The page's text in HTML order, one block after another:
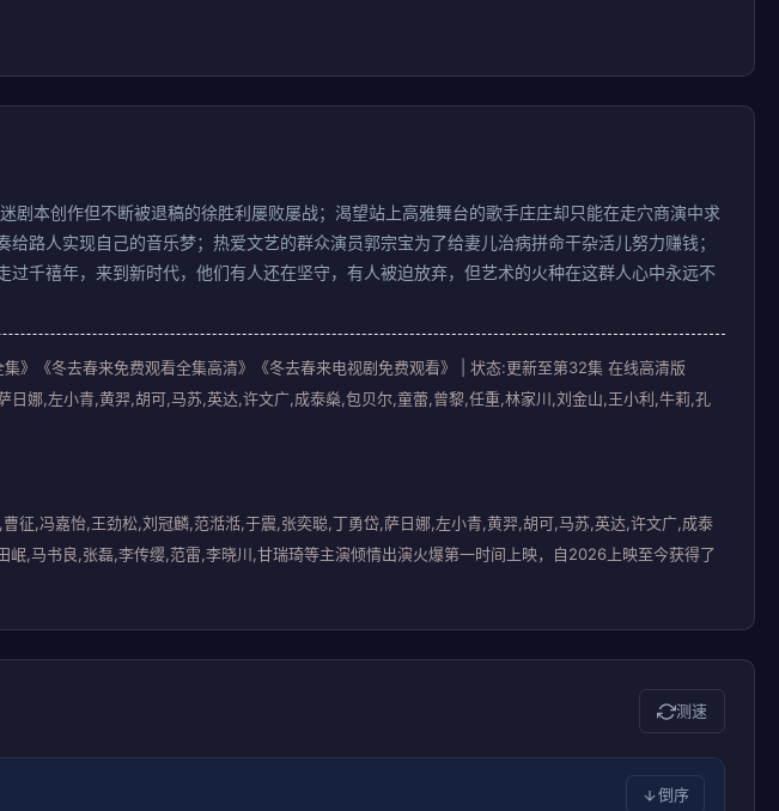
有人还在坚守，有人被迫放弃，但艺
本创作但不断被退稿的徐胜利屡败屡战；渴望站上高雅舞台的歌手庄庄却只能在走穴商演中求
路人实现自己的音乐梦；热爱文艺的群众演员郭宗宝为了给妻儿治病拼命干杂活儿努力赚钱；
千禧年，来到新时代，他们有人还在坚守，有人被迫放弃，但艺术的火种在这群人心中永远不
《冬去春来免费观看全集高清》《冬去春来电视剧免费观看》 | 状态:更新至第32集 在线高清版
娜,左小青,黄羿,胡可,马苏,英达,许文广,成泰燊,包贝尔,童蕾,曾黎,任重,林家川,刘金山,王小利,牛莉,孔
征,冯嘉怡,王劲松,刘冠麟,范湉湉,于震,张奕聪,丁勇岱,萨日娜,左小青,黄羿,胡可,马苏,英达,许文广,成泰
,马书良,张磊,李传缨,范雷,李晓川,甘瑞琦等主演倾情出演火爆第一时间上映，自2026上映至今获得了
测速
倒序